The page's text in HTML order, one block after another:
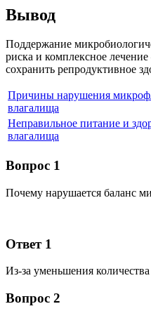
Вывод
Поддержание
риска и комплексное
сохранить репродуктивное
Причины нарушения
влагалища
Неправильное питание и
влагалища
Вопрос 1
Почему нарушается баланс
Ответ 1
Из-за уменьшения
Вопрос 2